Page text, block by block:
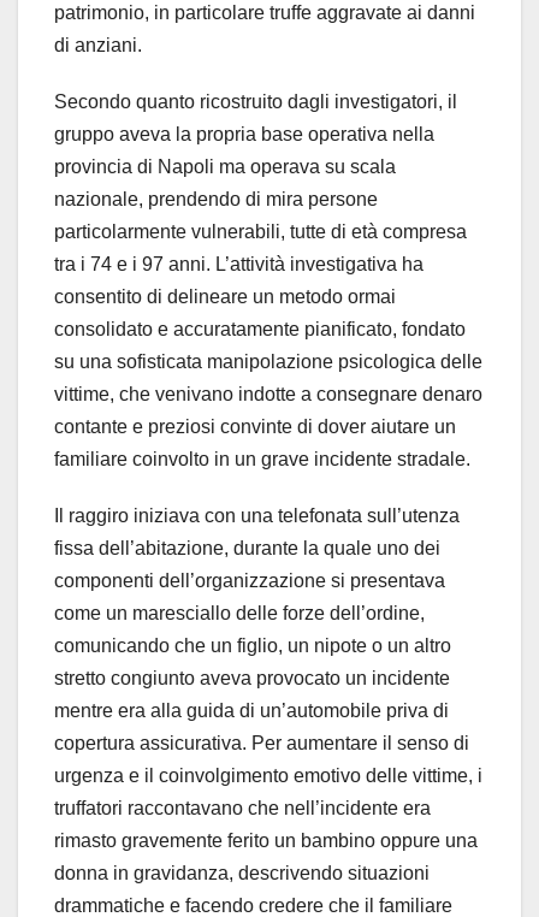
patrimonio, in particolare truffe aggravate ai danni
di anziani.
Secondo quanto ricostruito dagli investigatori, il
gruppo aveva la propria base operativa nella
provincia di Napoli ma operava su scala
nazionale, prendendo di mira persone
particolarmente vulnerabili, tutte di età compresa
tra i 74 e i 97 anni. L’attività investigativa ha
consentito di delineare un metodo ormai
consolidato e accuratamente pianificato, fondato
su una sofisticata manipolazione psicologica delle
vittime, che venivano indotte a consegnare denaro
contante e preziosi convinte di dover aiutare un
familiare coinvolto in un grave incidente stradale.
Il raggiro iniziava con una telefonata sull’utenza
fissa dell’abitazione, durante la quale uno dei
componenti dell’organizzazione si presentava
come un maresciallo delle forze dell’ordine,
comunicando che un figlio, un nipote o un altro
stretto congiunto aveva provocato un incidente
mentre era alla guida di un’automobile priva di
copertura assicurativa. Per aumentare il senso di
urgenza e il coinvolgimento emotivo delle vittime, i
truffatori raccontavano che nell’incidente era
rimasto gravemente ferito un bambino oppure una
donna in gravidanza, descrivendo situazioni
drammatiche e facendo credere che il familiare